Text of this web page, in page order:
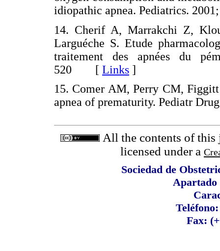
idiopathic apnea. Pediatrics.
14. Cherif A, Marrakchi Z,
Larguéche S. Etude
traitement des apnées du
520 [ Links ]
15. Comer AM, Perry CM,
apnea of prematurity. Pediatr
All the contents of this
licensed under a
Sociedad de
Apartado
Fax: